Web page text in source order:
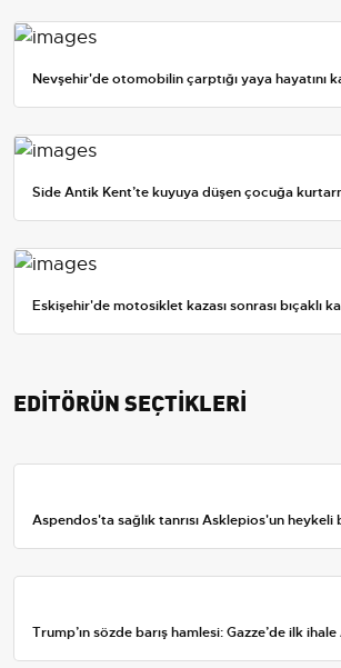
Nevşehir'de otomobilin çarptığı yaya hayatını
Side Antik Kent’te kuyuya düşen çocuğa
Eskişehir'de motosiklet kazası sonrası bıçaklı
EDİTÖRÜN SEÇTİKLERİ
Aspendos'ta sağlık tanrısı Asklepios'un heykeli
Trump’ın sözde barış hamlesi: Gazze’de ilk ihale